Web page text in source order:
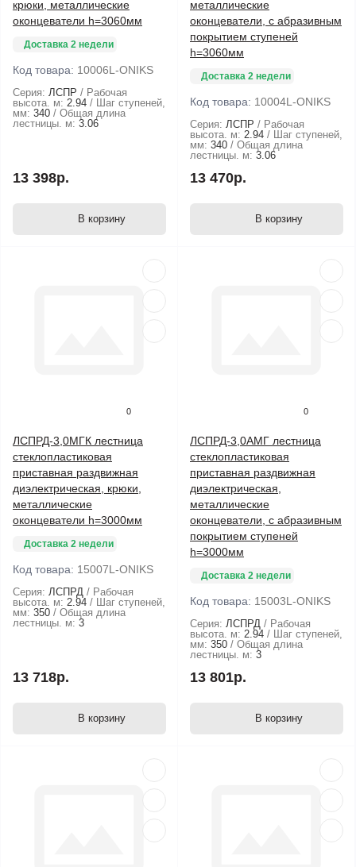
крюки, металлические
оконцеватели h=3060мм
Доставка 2 недели
Код товара: 10006L-ONIKS
Серия: ЛСПР
Рабочая
высота. м: 2.94
Шаг ступеней,
мм: 340
Общая длина
лестницы. м: 3.06
13 398р.
В корзину
металлические
оконцеватели, с абразивным
покрытием ступеней
h=3060мм
Доставка 2 недели
Код товара: 10004L-ONIKS
Серия: ЛСПР
Рабочая
высота. м: 2.94
Шаг ступеней,
мм: 340
Общая длина
лестницы. м: 3.06
13 470р.
В корзину
0
ЛСПРД-3,0МГК лестница
стеклопластиковая
приставная раздвижная
диэлектрическая, крюки,
металлические
оконцеватели h=3000мм
Доставка 2 недели
Код товара: 15007L-ONIKS
Серия: ЛСПРД
Рабочая
высота. м: 2.94
Шаг ступеней,
мм: 350
Общая длина
лестницы. м: 3
13 718р.
В корзину
0
ЛСПРД-3,0АМГ лестница
стеклопластиковая
приставная раздвижная
диэлектрическая,
металлические
оконцеватели, с абразивным
покрытием ступеней
h=3000мм
Доставка 2 недели
Код товара: 15003L-ONIKS
Серия: ЛСПРД
Рабочая
высота. м: 2.94
Шаг ступеней,
мм: 350
Общая длина
лестницы. м: 3
13 801р.
В корзину